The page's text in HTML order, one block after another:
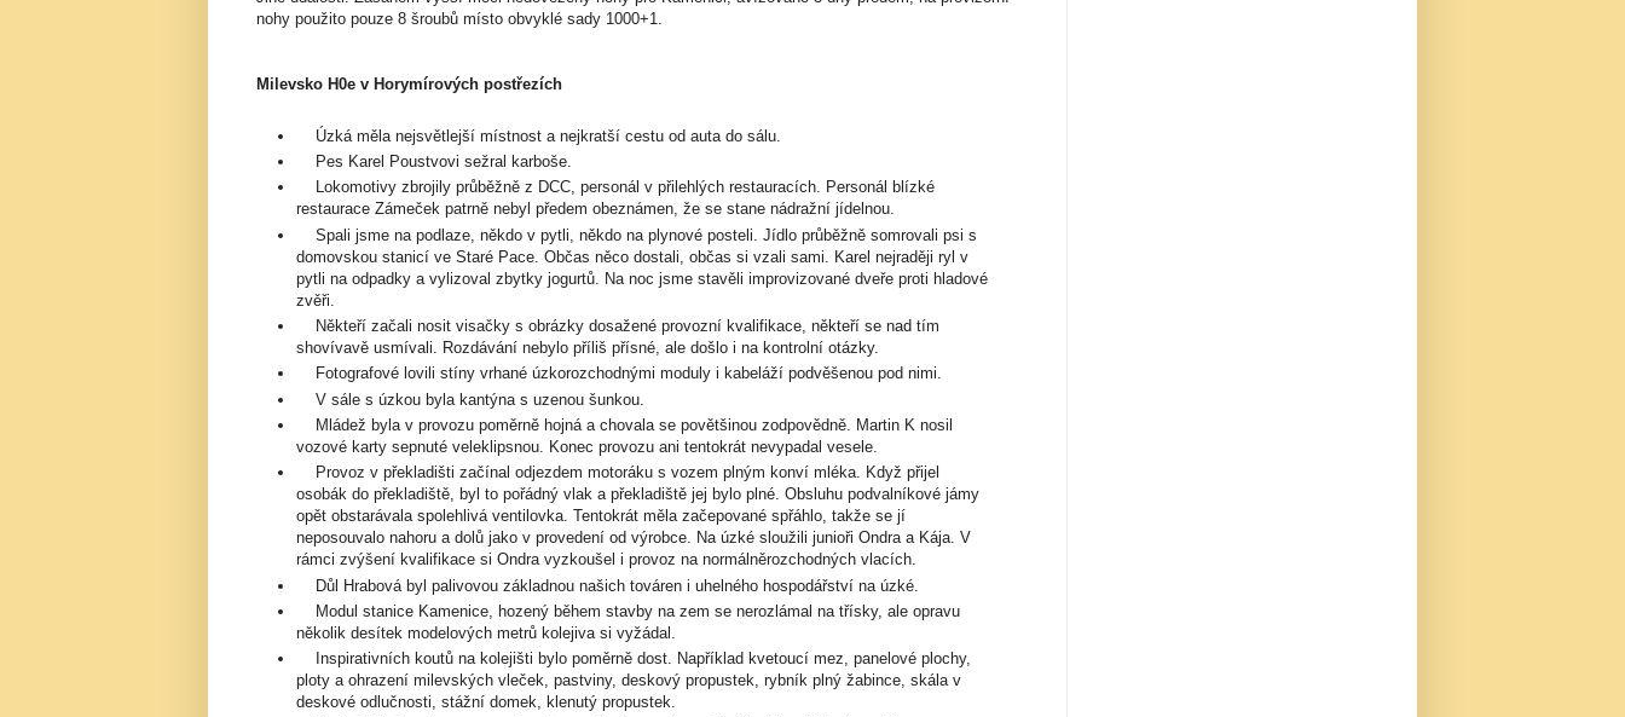
nohy použito pouze 8 šroubů místo obvyklé sady 1000+1.
Milevsko H0e v Horymírových postřezích
Úzká měla nejsvětlejší místnost a nejkratší cestu od auta do sálu.
Pes Karel Poustvovi sežral karboše.
Lokomotivy zbrojily průběžně z DCC, personál v přilehlých restauracích. Personál blízké
restaurace Zámeček patrně nebyl předem obeznámen, že se stane nádražní jídelnou.
Spali jsme na podlaze, někdo v pytli, někdo na plynové posteli. Jídlo průběžně somrovali psi s
domovskou stanicí ve Staré Pace. Občas něco dostali, občas si vzali sami. Karel nejraději ryl v
pytli na odpadky a vylizoval zbytky jogurtů. Na noc jsme stavěli improvizované dveře proti hladové
zvěři.
Někteří začali nosit visačky s obrázky dosažené provozní kvalifikace, někteří se nad tím
shovívavě usmívali. Rozdávání nebylo příliš přísné, ale došlo i na kontrolní otázky.
Fotografové lovili stíny vrhané úzkorozchodnými moduly i kabeláží podvěšenou pod nimi.
V sále s úzkou byla kantýna s uzenou šunkou.
Mládež byla v provozu poměrně hojná a chovala se povětšinou zodpovědně. Martin K nosil
vozové karty sepnuté veleklipsnou. Konec provozu ani tentokrát nevypadal vesele.
Provoz v překladišti začínal odjezdem motoráku s vozem plným konví mléka. Když přijel
osobák do překladiště, byl to pořádný vlak a překladiště jej bylo plné. Obsluhu podvalníkové jámy
opět obstarávala spolehlivá ventilovka. Tentokrát měla začepované spřáhlo, takže se jí
neposouvalo nahoru a dolů jako v provedení od výrobce. Na úzké sloužili junioři Ondra a Kája. V
rámci zvýšení kvalifikace si Ondra vyzkoušel i provoz na normálněrozchodných vlacích.
Důl Hrabová byl palivovou základnou našich továren i uhelného hospodářství na úzké.
Modul stanice Kamenice, hozený během stavby na zem se nerozlámal na třísky, ale opravu
několik desítek modelových metrů kolejiva si vyžádal.
Inspirativních koutů na kolejišti bylo poměrně dost. Například kvetoucí mez, panelové plochy,
ploty a ohrazení milevských vleček, pastviny, deskový propustek, rybník plný žabince, skála v
deskové odlučnosti, stážní domek, klenutý propustek.